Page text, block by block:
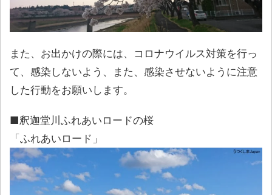
また、お出かけの際には、コロナウイルス対策を行っ
て、感染しないよう、また、感染させないように注意
した行動をお願いします。
■釈迦堂川ふれあいロードの桜
「ふれあいロード」